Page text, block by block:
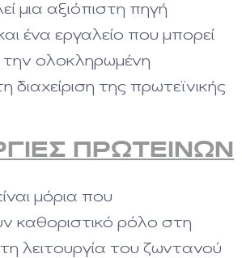
μια αξιόπιστη πηγή
ένα εργαλείο που μπορεί
την ολοκληρωμένη
διαχείριση της πρωτεϊνικής
ΠΡΩΤΕΙΝΩΝ
μόρια που
καθοριστικό ρόλο στη
λειτουργία του ζωντανού